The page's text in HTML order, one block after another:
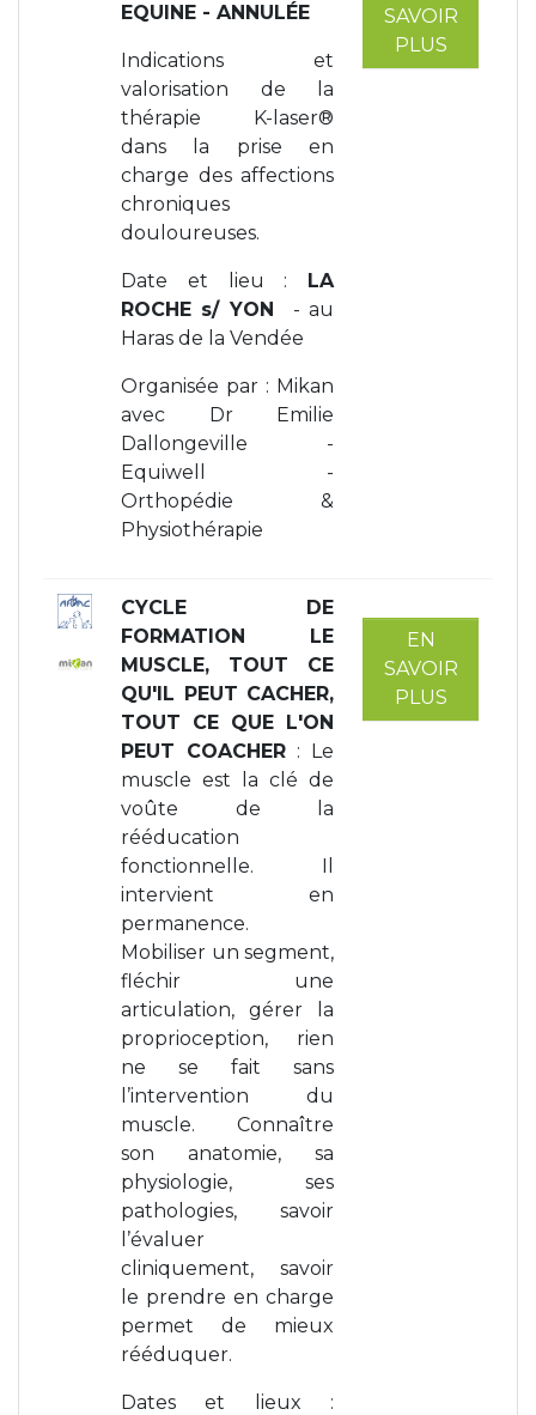
EQUINE - ANNULÉE
Indications et
valorisation de la
thérapie K-laser®
dans la prise en
charge des affections
chroniques
douloureuses.
Date et lieu : LA
ROCHE s/ YON
- au
Haras de la Vendée
Organisée par : Mikan
avec Dr Emilie
Dallongeville -
Equiwell -
Orthopédie &
Physiothérapie
SAVOIR
PLUS
CYCLE DE
FORMATION LE
MUSCLE, TOUT CE
QU'IL PEUT CACHER,
TOUT CE QUE L'ON
PEUT COACHER : Le
muscle est la clé de
voûte de la
rééducation
fonctionnelle. Il
intervient en
permanence.
Mobiliser un segment,
fléchir une
articulation, gérer la
proprioception, rien
ne se fait sans
l’intervention du
muscle. Connaître
son anatomie, sa
physiologie, ses
pathologies, savoir
l’évaluer
cliniquement, savoir
le prendre en charge
permet de mieux
rééduquer.
Dates et lieux :
EN
SAVOIR
PLUS